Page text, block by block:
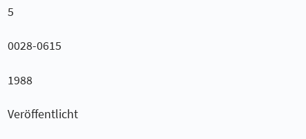
5
0028-0615
1988
Veröffentlicht